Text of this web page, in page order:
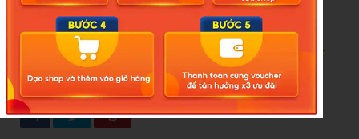
trực tiếp các cơ sở trọng điểm.
Nguồn:https://laodong.vn/giao-duc/sap-xep-lai-co-so-giao-
duc-giam-manh-chi-tieu-bien-che-1635648.ldo